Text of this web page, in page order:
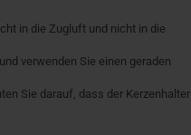
in die Zugluft und nicht in die
verwenden Sie einen geraden
Sie darauf, dass der Kerzenhalter